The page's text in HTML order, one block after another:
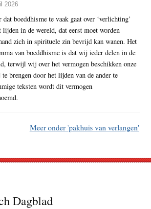
2026
boeddhisme te vaak gaat over ‘verlichting’
lijden in de wereld, dat eerst moet worden
zich in spirituele zin bevrijd kan wanen. Het
van boeddhisme is dat wij ieder delen in de
terwijl wij over het vermogen beschikken onze
brengen door het lijden van de ander te
teksten wordt dit vermogen
Meer onder 'pakhuis van verlangen'
Dagblad